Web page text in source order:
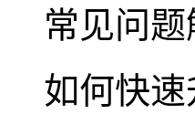
常见问题
如何快速